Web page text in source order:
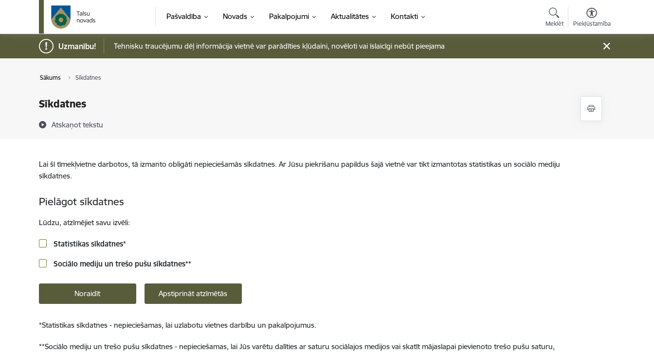
Pāriet uz lapas saturu
Pašvaldība Novads Pakalpojumi Aktualitātes Kontakti
Meklēt Piekļūstamība
Uzmanību! Tehnisku traucējumu dēļ informācija vietnē var parādīties kļūdaini, novēloti vai īslaicīgi nebūt pieejama
Sākums Sīkdatnes
Sīkdatnes
Atskaņot tekstu
Lai šī tīmekļvietne darbotos, tā izmanto obligāti nepieciešamās sīkdatnes. Ar Jūsu piekrišanu papildus šajā vietnē var tikt izmantotas statistikas un sociālo mediju
sīkdatnes.
Pielāgot sīkdatnes
Lūdzu, atzīmējiet savu izvēli:
Statistikas sīkdatnes*
Sociālo mediju un trešo pušu sīkdatnes**
Noraidīt Apstiprināt atzīmētās
*Statistikas sīkdatnes - nepieciešamas, lai uzlabotu vietnes darbību un pakalpojumus.
**Sociālo mediju un trešo pušu sīkdatnes - nepieciešamas, lai Jūs varētu dalīties ar saturu sociālajos medijos vai skatīt mājaslapai pievienoto trešo pušu saturu,